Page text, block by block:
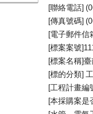
[聯絡電話]
[傳真號碼]
[電子郵件信
[標案案號
[標案名稱]
[標的分類]
[工程計畫編
[本採購案是